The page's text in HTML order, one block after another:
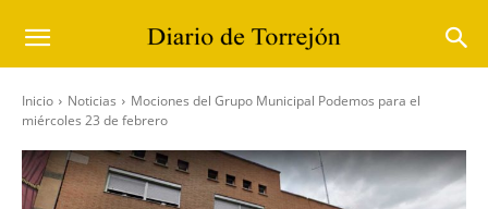
Inicio Noticias
Mociones del Grupo Municipal Podemos para el
miércoles 23 de febrero